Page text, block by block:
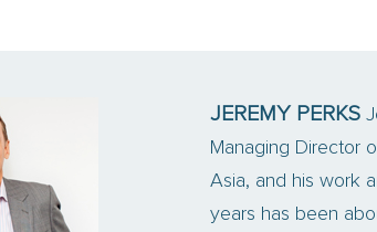
JEREMY PERKS
Managing Director
Asia, and his work
years has been